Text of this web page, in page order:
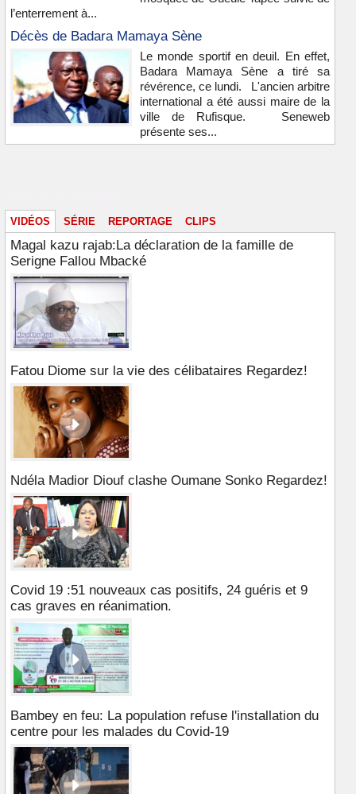
l’enterrement à...
Décès de Badara Mamaya Sène
Le monde sportif en deuil. En effet,
Badara Mamaya Sène a tiré sa
révérence, ce lundi. L'ancien arbitre
international a été aussi maire de la
ville de Rufisque. Seneweb
présente ses...
VIDÉOS SÉRIE REPORTAGE CLIPS
Magal kazu rajab:La déclaration de la famille de
Serigne Fallou Mbacké
Fatou Diome sur la vie des célibataires Regardez!
Ndéla Madior Diouf clashe Oumane Sonko Regardez!
Covid 19 :51 nouveaux cas positifs, 24 guéris et 9
cas graves en réanimation.
Bambey en feu: La population refuse l'installation du
centre pour les malades du Covid-19